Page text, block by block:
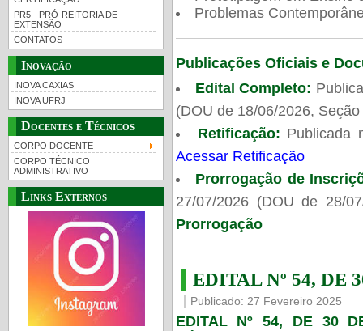
PR5 - PRÓ-REITORIA DE
EXTENSÃO
CONTATOS
Inovação
INOVA CAXIAS
INOVA UFRJ
Docentes e Técnicos
CORPO DOCENTE
CORPO TÉCNICO
ADMINISTRATIVO
Links Externos
Problemas
Publicações Oficiais e
Edital Completo:
(DOU de 18/06/2026,
Retificação: Publicada
Acessar Retificação
Prorrogação de
27/07/2026 (DOU de 28/
Prorrogação
EDITAL Nº 54, DE
Publicado: 27 Fevereiro 2025
EDITAL Nº 54, DE 30